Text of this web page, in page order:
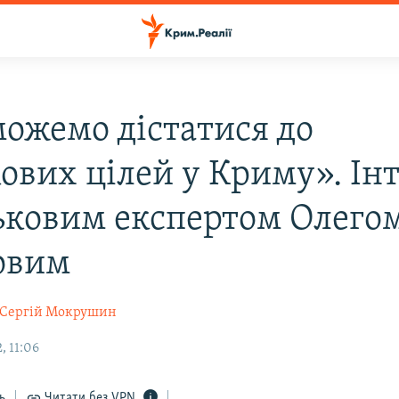
дістатися до
цілей у Криму».
експертом
Сергій Мокрушин
11:06